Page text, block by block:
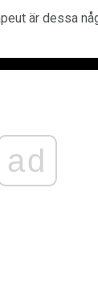
är dessa
ad